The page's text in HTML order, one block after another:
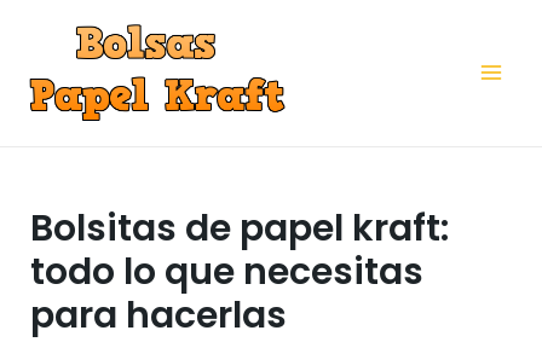
contenido
Bolsitas de papel kraft:
todo lo que necesitas
para hacerlas